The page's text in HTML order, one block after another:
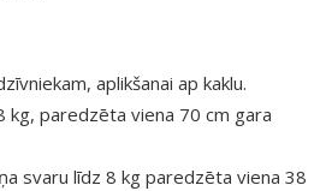
aplikšanai ap kaklu.
kg, paredzēta viena 70 cm gara
svaru līdz 8 kg paredzēta viena 38